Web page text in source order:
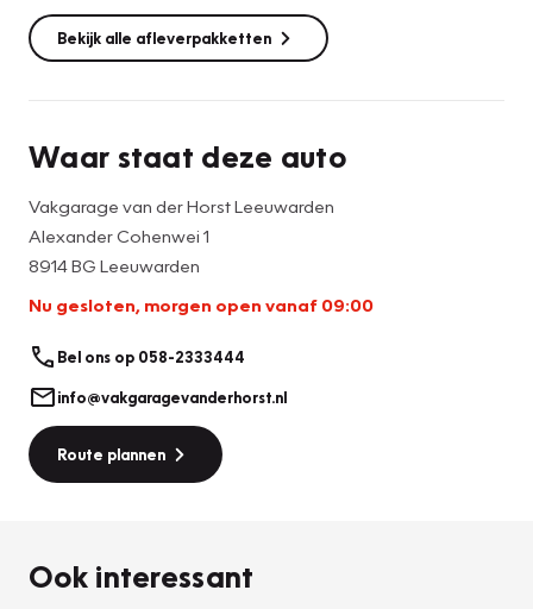
voor u klaar.
Bekijk alle afleverpakketten
Waar staat deze auto
Vakgarage van der Horst Leeuwarden
Alexander Cohenwei 1
8914 BG Leeuwarden
Nu gesloten, morgen open vanaf 09:00
Bel ons op 058-2333444
info@vakgaragevanderhorst.nl
Route plannen
Ook interessant